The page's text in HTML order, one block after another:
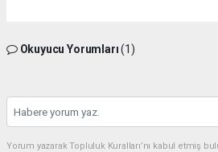
Okuyucu Yorumları(1)
Yorum yazarak Topluluk Kuralları’nı kabul etmiş